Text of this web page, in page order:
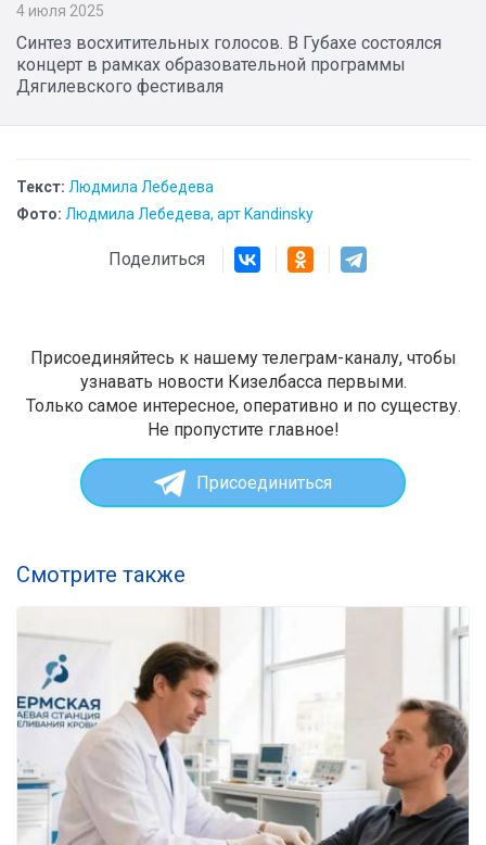
4 июля 2025
Синтез восхитительных голосов. В Губахе состоялся
концерт в рамках образовательной программы
Дягилевского фестиваля
Текст: Людмила Лебедева
Фото: Людмила Лебедева, арт Kandinsky
Поделиться
Присоединяйтесь к нашему телеграм-каналу, чтобы
узнавать новости Кизелбасса первыми.
Только самое интересное, оперативно и по существу.
Не пропустите главное!
Присоединиться
Смотрите также